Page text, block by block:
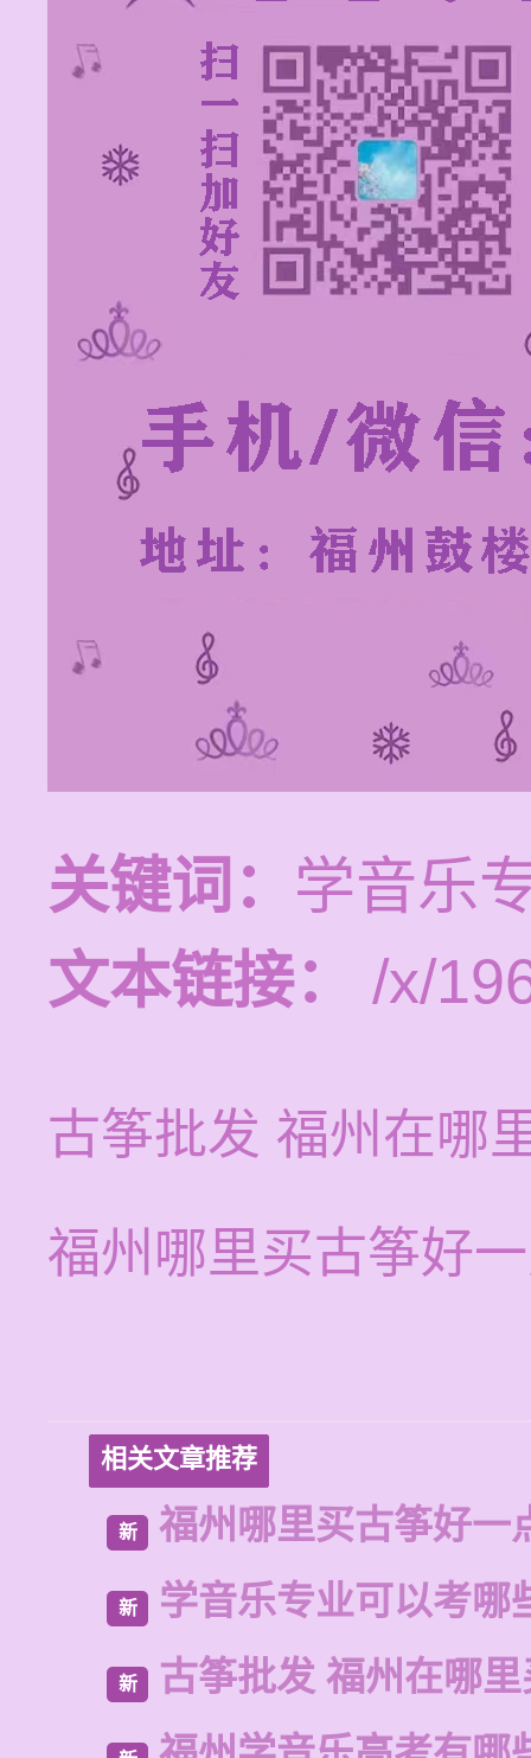
关键词： 学音乐
文本链接：
/x/
古筝批发 福州在哪
福州哪里买古筝好
相关文章推荐
新 福州哪里买古筝好一
新 学音乐专业可以考哪
新 古筝批发 福州在哪